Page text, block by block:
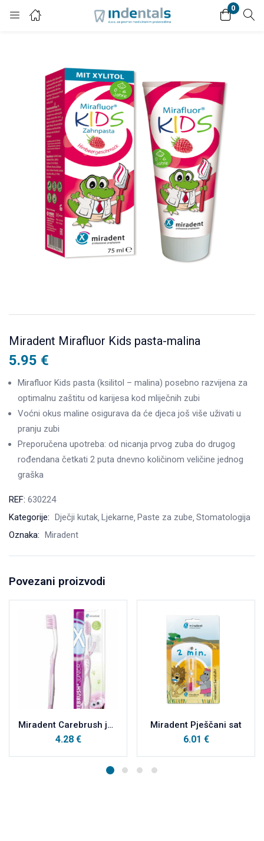
0
Login
Enter your username and password to login.
Remember me Lost password?
Miradent Mirafluor Kids pasta-malina
5.95 €
Mirafluor Kids pasta (ksilitol – malina) posebno razvijena za
optimalnu zaštitu od karijesa kod mliječnih zubi
Voćni okus maline osigurava da će djeca još više uživati u
pranju zubi
Preporučena upotreba: od nicanja prvog zuba do drugog
rođendana četkati 2 puta dnevno količinom veličine jednog
graška
REF: 630224
Kategorije: Dječji kutak Ljekarne Paste za zube Stomatologija
Oznaka: Miradent
Povezani proizvodi
Miradent Carebrush junior 6-12 god, plava četkica
4.28 €
Miradent Pješčani sat
6.01 €